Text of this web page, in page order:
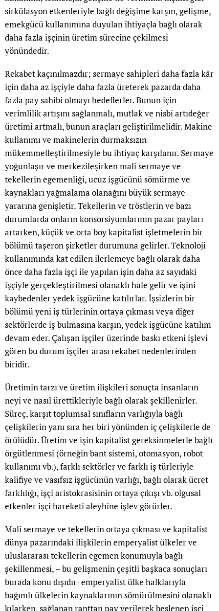
sirkülasyon etkenleriyle bağlı değişime karşın, gelişme,
emekgücü kullanımına duyulan ihtiyaçla bağlı olarak
daha fazla işçinin üretim sürecine çekilmesi
yönündedir.
Rekabet kaçınılmazdır; sermaye sahipleri daha fazla kâr
için daha az işçiyle daha fazla üreterek pazarda daha
fazla pay sahibi olmayı hedeflerler. Bunun için
verimlilik artışını sağlanmalı, mutlak ve nisbi artıdeğer
üretimi artmalı, bunun araçları geliştirilmelidir. Makine
kullanımı ve makinelerin durmaksızın
mükemmelleştirilmesiyle bu ihtiyaç karşılanır. Sermaye
yoğunlaşır ve merkezileşirken mali sermaye ve
tekellerin egemenliği, ucuz işgücünü sömürme ve
kaynakları yağmalama olanağını büyük sermaye
yararına genişletir. Tekellerin ve tröstlerin ve bazı
durumlarda onların konsorsiyumlarının pazar payları
artarken, küçük ve orta boy kapitalist işletmelerin bir
bölümü taşeron şirketler durumuna gelirler. Teknoloji
kullanımında kat edilen ilerlemeye bağlı olarak daha
önce daha fazla işçi ile yapılan işin daha az sayıdaki
işçiyle gerçekleştirilmesi olanaklı hale gelir ve işini
kaybedenler yedek işgücüne katılırlar. İşsizlerin bir
bölümü yeni iş türlerinin ortaya çıkması veya diğer
sektörlerde iş bulmasına karşın, yedek işgücüne katılım
devam eder. Çalışan işçiler üzerinde baskı etkeni işlevi
gören bu durum işçiler arası rekabet nedenlerinden
biridir.
Üretimin tarzı ve üretim ilişkileri sonuçta insanların
neyi ve nasıl ürettikleriyle bağlı olarak şekillenirler.
Süreç, karşıt toplumsal sınıfların varlığıyla bağlı
çelişkilerin yanı sıra her biri yönünden iç çelişkilerle de
örülüdür. Üretim ve işin kapitalist gereksinmelerle bağlı
örgütlenmesi (örneğin bant sistemi, otomasyon, robot
kullanımı vb.), farklı sektörler ve farklı iş türleriyle
kalifiye ve vasıfsız işgücünün varlığı, bağlı olarak ücret
farklılığı, işçi aristokrasisinin ortaya çıkışı vb. olgusal
etkenler işçi hareketi aleyhine işlev görürler.
Mali sermaye ve tekellerin ortaya çıkması ve kapitalist
dünya pazarındaki ilişkilerin emperyalist ülkeler ve
uluslararası tekellerin egemen konumuyla bağlı
şekillenmesi, – bu gelişmenin çeşitli başkaca sonuçları
burada konu dışıdır- emperyalist ülke halklarıyla
bağımlı ülkelerin kaynaklarının sömürülmesini olanaklı
kılarken, sağlanan ranttan pay verilerek beslenen işçi